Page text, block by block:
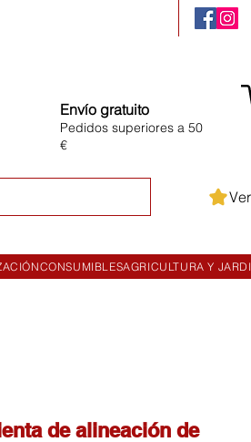
Envío gratuito
Pedidos superiores a 50
€
CONSUMIBLESAGRICULTURA Y
de alineación de